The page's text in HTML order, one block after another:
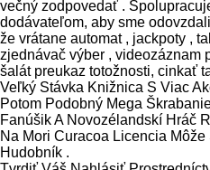
večný zodpovedať .
dodávateľom, aby sme
že vrátane automat , jackpoty ,
zjednávač výber , videozáznam
šalát preukaz totožnosti, cinkať
Veľký Stávka Knižnica S Viac
Potom Podobný Mega
Fanúšik A Novozélandskí Hráč
Na Mori Curacoa Licencia
Hudobník .